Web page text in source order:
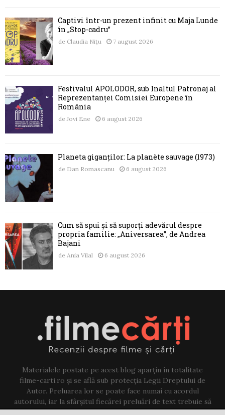
Captivi într-un prezent infinit cu Maja Lunde
în „Stop-cadru”
de Claudia Nițu 7 august 2026
Festivalul APOLODOR, sub Înaltul Patronaj al
Reprezentanței Comisiei Europene în
România
de Jovi Ene 6 august 2026
Planeta giganților: La planète sauvage (1973)
de Dan Romascanu 6 august 2026
Cum să spui și să suporți adevărul despre
propria familie: „Aniversarea”, de Andrea
Bajani
de Ania Vilal 6 august 2026
Materialele postate pe acest blog aparțin în totalitate
filme-carti.ro și se află sub protecția Legii Dreptului de
Autor. Preluarea lor se poate face numai cu acordul
autorului, iar la sfârșitul fiecărei preluări de text trebuie să
existe un link către acest blog.